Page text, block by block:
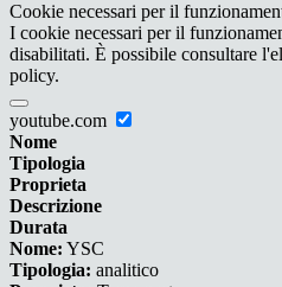
Cookie necessari per il
I cookie necessari per il
disabilitati. È possibile consultare
policy.
youtube.com
Nome
Tipologia
Proprieta
Descrizione
Durata
Nome: YSC
Tipologia: analitico